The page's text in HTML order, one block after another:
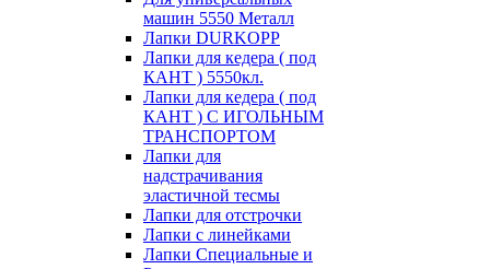
машин 5550 Металл
Лапки DURKOPP
Лапки для кедера ( под
КАНТ ) 5550кл.
Лапки для кедера ( под
КАНТ ) С ИГОЛЬНЫМ
ТРАНСПОРТОМ
Лапки для
надстрачивания
эластичной тесмы
Лапки для отстрочки
Лапки с линейками
Лапки Специальные и